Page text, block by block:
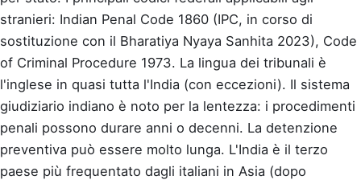
stranieri: Indian Penal Code 1860 (IPC, in corso di
sostituzione con il Bharatiya Nyaya Sanhita 2023), Code
of Criminal Procedure 1973. La lingua dei tribunali è
l'inglese in quasi tutta l'India (con eccezioni). Il sistema
giudiziario indiano è noto per la lentezza: i procedimenti
penali possono durare anni o decenni. La detenzione
preventiva può essere molto lunga. L'India è il terzo
paese più frequentato dagli italiani in Asia (dopo